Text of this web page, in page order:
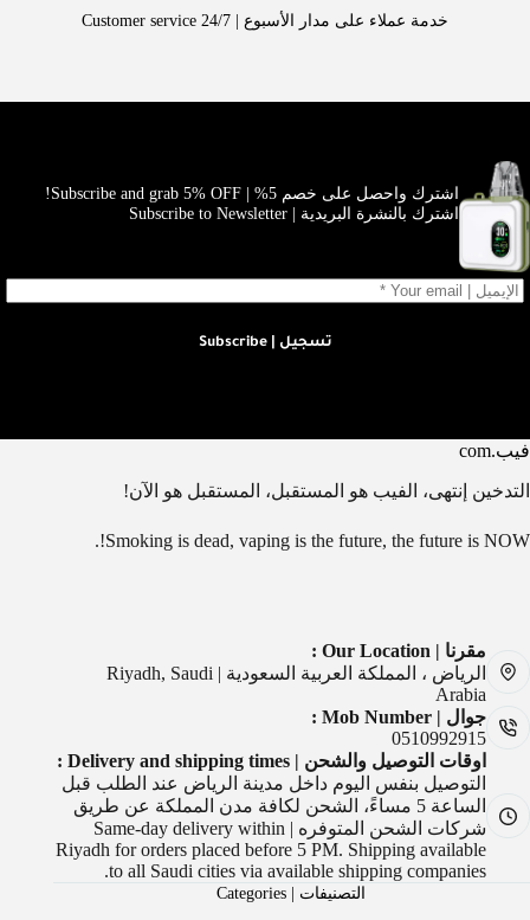
خدمة عملاء على مدار الأسبوع | Customer service 24/7
اشترك واحصل على خصم 5% | Subscribe and grab 5% OFF!
اشترك بالنشرة البريدية | Subscribe to Newsletter
تسجيل | Subscribe
فيب.com
التدخين إنتهى، الفيب هو المستقبل، المستقبل هو الآن!
Smoking is dead, vaping is the future, the future is NOW!.
مقرنا | Our Location :
الرياض ، المملكة العربية السعودية | Riyadh, Saudi
Arabia
جوال | Mob Number :
0510992915
اوقات التوصيل والشحن | Delivery and shipping times :
التوصيل بنفس اليوم داخل مدينة الرياض عند الطلب قبل
الساعة 5 مساءً، الشحن لكافة مدن المملكة عن طريق
شركات الشحن المتوفره | Same-day delivery within
Riyadh for orders placed before 5 PM. Shipping available
to all Saudi cities via available shipping companies.
التصنيفات | Categories